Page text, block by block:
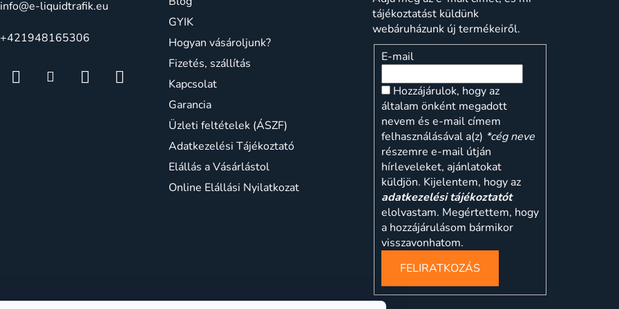
info@e-liquidtrafik.eu
+421948165306
GYIK
Hogyan vásároljunk?
Fizetés, szállítás
Kapcsolat
Garancia
Üzleti feltételek (ÁSZF)
Adatkezelési Tájékoztató
Elállás a Vásárlástol
Online Elállási Nyilatkozat
tájékoztatást küldünk
webáruházunk új termékeiről.
E-mail
Hozzájárulok, hogy az
általam önként megadott
nevem és e-mail címem
felhasználásával a(z) *cég neve
részemre e-mail útján
hírleveleket, ajánlatokat
küldjön. Kijelentem, hogy az
adatkezelési tájékoztatót
elolvastam. Megértettem, hogy
a hozzájárulásom bármikor
visszavonhatom.
FELIRATKOZÁS